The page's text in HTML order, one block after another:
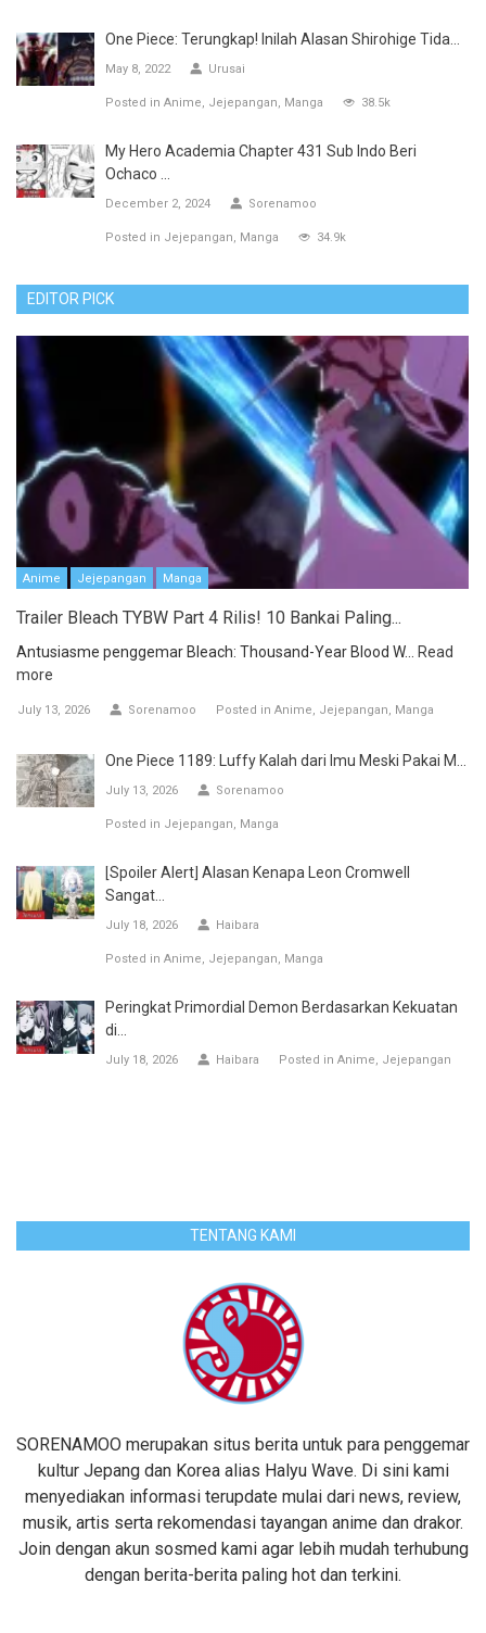
One Piece: Terungkap! Inilah Alasan Shirohige Tida...
May 8, 2022 Urusai
Posted in Anime Jejepangan Manga 38.5k
My Hero Academia Chapter 431 Sub Indo Beri
Ochaco ...
December 2, 2024 Sorenamoo
Posted in Jejepangan Manga 34.9k
EDITOR PICK
Anime Jejepangan Manga
Trailer Bleach TYBW Part 4 Rilis! 10 Bankai Paling...
Antusiasme penggemar Bleach: Thousand-Year Blood W... Read
more
July 13, 2026 Sorenamoo Posted in Anime Jejepangan Manga
One Piece 1189: Luffy Kalah dari Imu Meski Pakai M...
July 13, 2026 Sorenamoo
Posted in Jejepangan Manga
[Spoiler Alert] Alasan Kenapa Leon Cromwell
Sangat...
July 18, 2026 Haibara
Posted in Anime Jejepangan Manga
Peringkat Primordial Demon Berdasarkan Kekuatan
di...
July 18, 2026 Haibara Posted in Anime Jejepangan
TENTANG KAMI
SORENAMOO merupakan situs berita untuk para penggemar
kultur Jepang dan Korea alias Halyu Wave. Di sini kami
menyediakan informasi terupdate mulai dari news, review,
musik, artis serta rekomendasi tayangan anime dan drakor.
Join dengan akun sosmed kami agar lebih mudah terhubung
dengan berita-berita paling hot dan terkini.